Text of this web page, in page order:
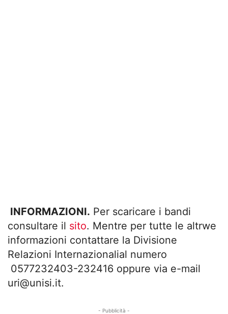
INFORMAZIONI. Per scaricare i bandi
consultare il sito. Mentre per tutte le altrwe
informazioni contattare la Divisione
Relazioni Internazionalial numero
0577232403-232416 oppure via e-mail
uri@unisi.it.
- Pubblicità -